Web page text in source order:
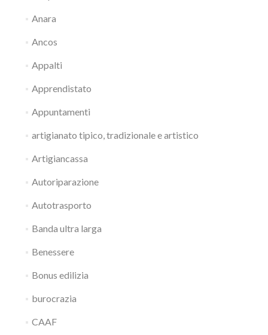
Anara
Ancos
Appalti
Apprendistato
Appuntamenti
artigianato tipico, tradizionale e artistico
Artigiancassa
Autoriparazione
Autotrasporto
Banda ultra larga
Benessere
Bonus edilizia
burocrazia
CAAF